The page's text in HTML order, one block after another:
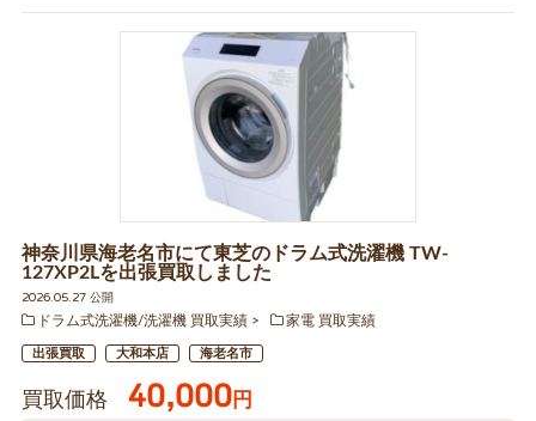
神奈川県海老名市にて東芝のドラム式洗濯機 TW-
127XP2Lを出張買取しました
2026.05.27 公開
ドラム式洗濯機/洗濯機 買取実績
家電 買取実績
出張買取 大和本店 海老名市
買取価格 40,000円